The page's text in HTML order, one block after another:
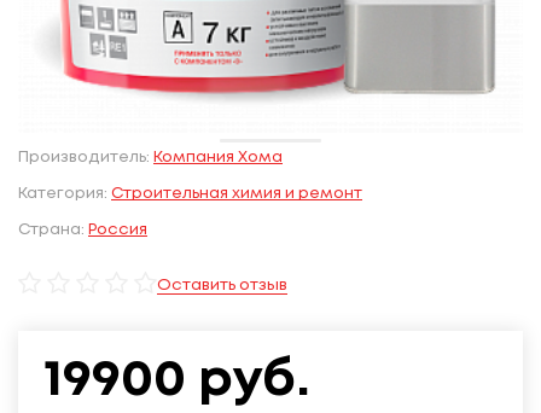
Производитель: Компания Хома
Категория: Строительная химия и ремонт
Страна: Россия
Оставить отзыв
19900 руб.